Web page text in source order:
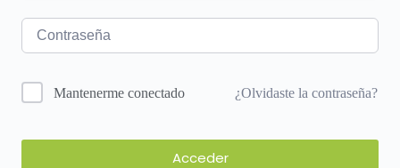
Mantenerme conectado ¿Olvidaste la contraseña?
Acceder